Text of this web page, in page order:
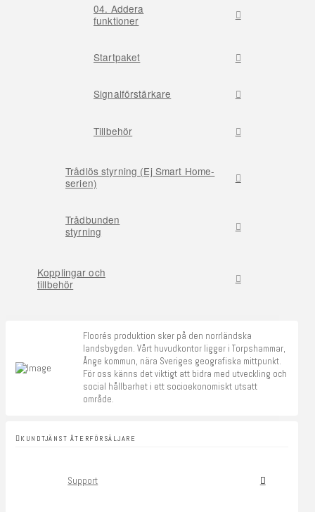
04. Addera
funktioner
Startpaket
Signalförstärkare
Tillbehör
Trådlös styrning (Ej Smart Home-
serien)
Trådbunden
styrning
Kopplingar och
tillbehör
Floorés produktion sker på den norrländska
landsbygden. Vårt huvudkontor ligger i Torpshammar,
Ånge kommun, nära Sveriges geografiska mittpunkt.
För oss känns det viktigt att bidra med utveckling och
social hållbarhet i ett socioekonomiskt utsatt
område.
KUNDTJÄNST ÅTERFÖRSÄLJARE
Support